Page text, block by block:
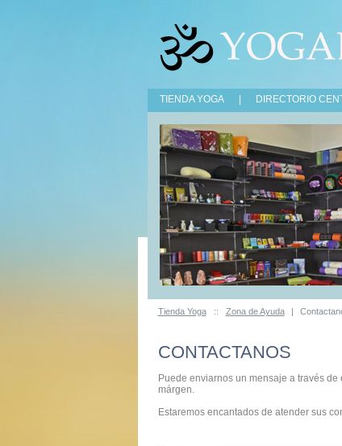
TIENDA YOGA DIRECTORIO
Tienda Yoga:: Zona de Ayuda |
CONTACTANOS
Puede enviarnos un mensaje a través
márgen.
Estaremos encantados de atender sus